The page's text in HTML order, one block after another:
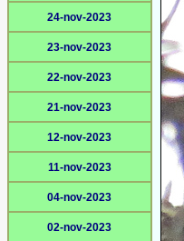
24-nov-2023
23-nov-2023
22-nov-2023
21-nov-2023
12-nov-2023
11-nov-2023
04-nov-2023
02-nov-2023